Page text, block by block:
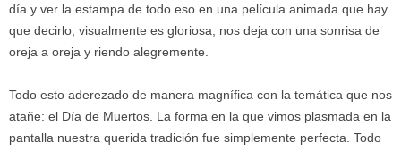
día y ver la estampa de todo eso en una película animada que hay
que decirlo, visualmente es gloriosa, nos deja con una sonrisa de
oreja a oreja y riendo alegremente.
Todo esto aderezado de manera magnífica con la temática que nos
atañe: el Día de Muertos. La forma en la que vimos plasmada en la
pantalla nuestra querida tradición fue simplemente perfecta. Todo